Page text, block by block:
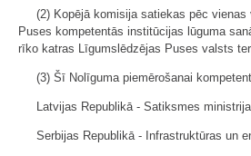
(2) Kopējā komisija satiekas pēc
Puses kompetentās institūcijas lūguma
rīko katras Līgumslēdzējas Puses valsts
(3) Šī Nolīguma piemērošanai
Latvijas Republikā - Satiksmes ministrija,
Serbijas Republikā - Infrastruktūras un